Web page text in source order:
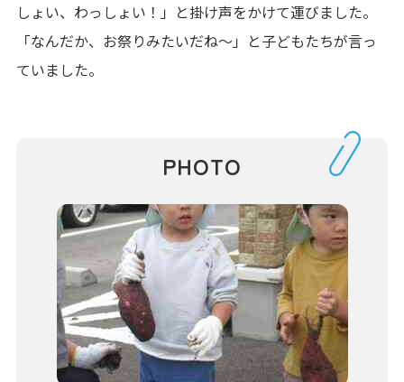
しょい、わっしょい！」と掛け声をかけて運びました。
「なんだか、お祭りみたいだね～」と子どもたちが言っ
ていました。
PHOTO